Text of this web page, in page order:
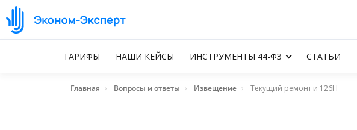
ТАРИФЫ НАШИ КЕЙСЫ ИНСТРУМЕНТЫ 44-ФЗ СТАТЬИ
Главная › Вопросы и ответы › Извещение › Текущий ремонт и 126Н